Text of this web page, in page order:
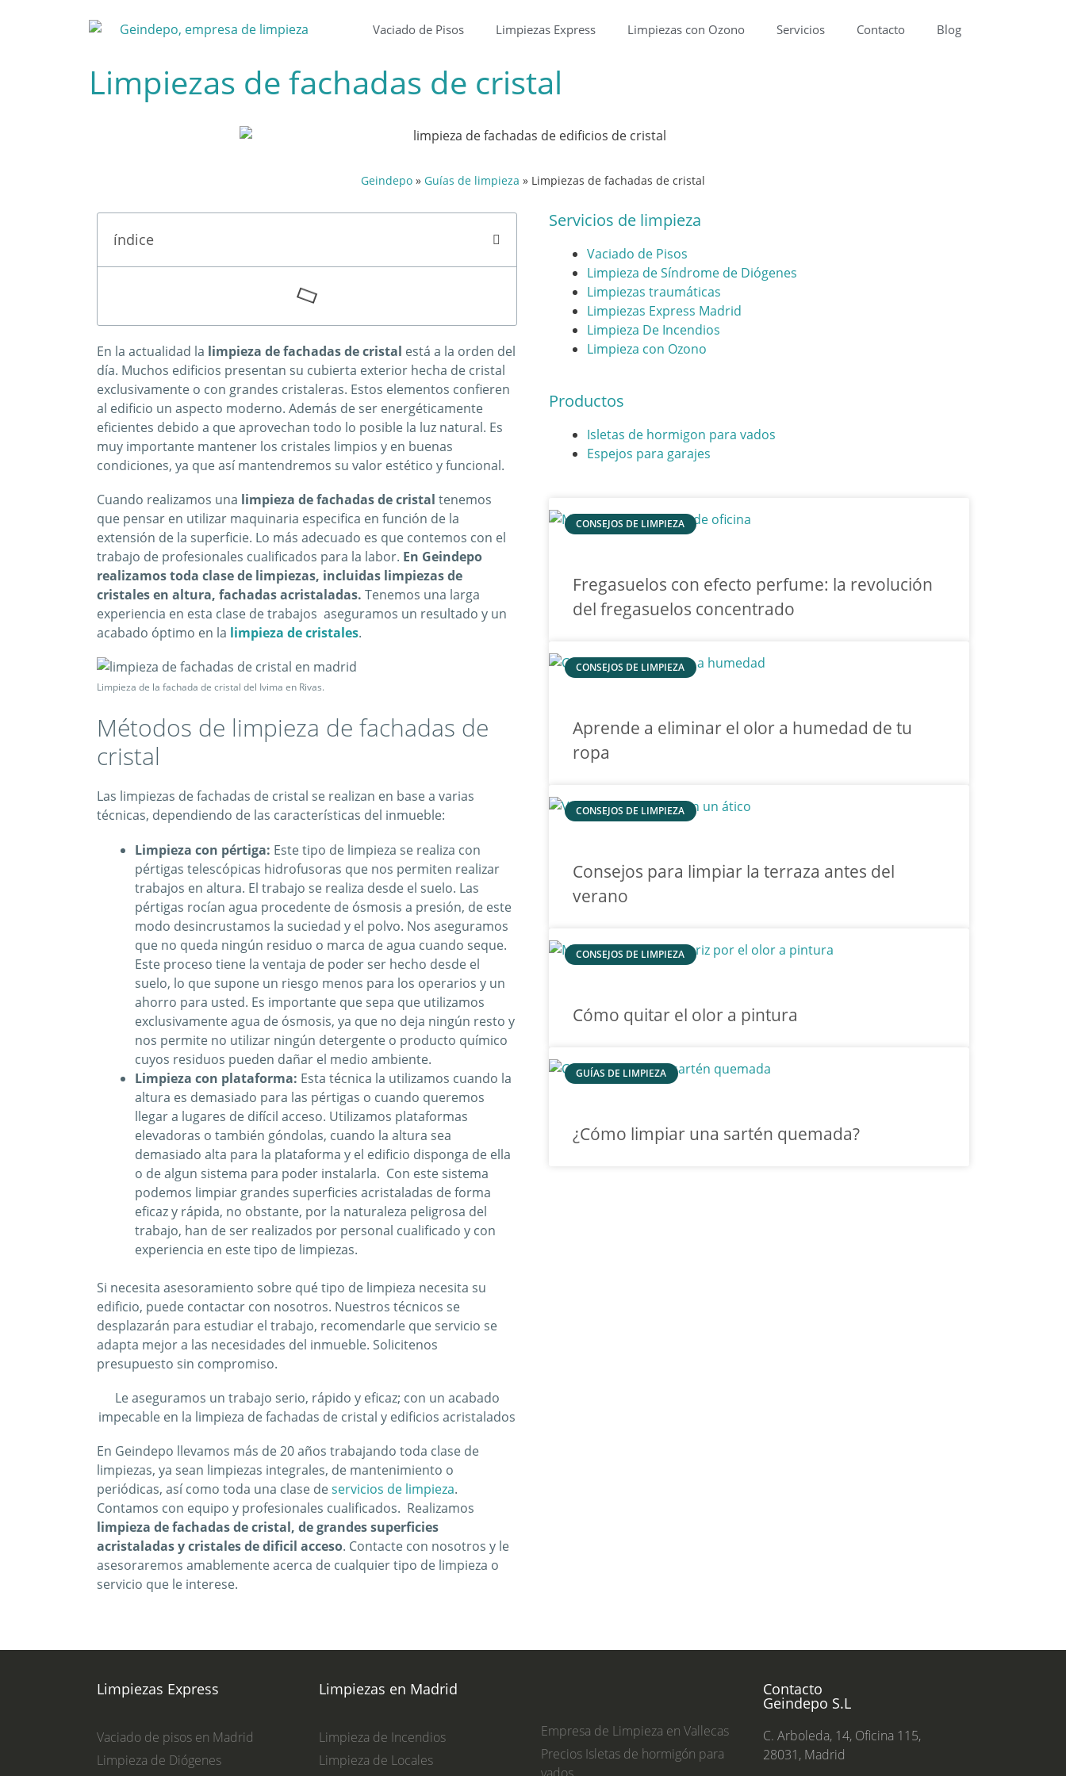
Vaciado de Pisos Limpiezas Express Limpiezas con Ozono Servicios Contacto Blog
Limpiezas de fachadas de cristal
Geindepo » Guías de limpieza » Limpiezas de fachadas de cristal
índice
En la actualidad la limpieza de fachadas de cristal está a la orden del
día. Muchos edificios presentan su cubierta exterior hecha de cristal
exclusivamente o con grandes cristaleras. Estos elementos confieren
al edificio un aspecto moderno. Además de ser energéticamente
eficientes debido a que aprovechan todo lo posible la luz natural. Es
muy importante mantener los cristales limpios y en buenas
condiciones, ya que así mantendremos su valor estético y funcional.
Cuando realizamos una limpieza de fachadas de cristal tenemos
que pensar en utilizar maquinaria especifica en función de la
extensión de la superficie. Lo más adecuado es que contemos con el
trabajo de profesionales cualificados para la labor. En Geindepo
realizamos toda clase de limpiezas, incluidas limpiezas de
cristales en altura, fachadas acristaladas. Tenemos una larga
experiencia en esta clase de trabajos aseguramos un resultado y un
acabado óptimo en la limpieza de cristales.
Limpieza de la fachada de cristal del Ivima en Rivas.
Métodos de limpieza de fachadas de
cristal
Las limpiezas de fachadas de cristal se realizan en base a varias
técnicas, dependiendo de las características del inmueble:
Limpieza con pértiga: Este tipo de limpieza se realiza con
pértigas telescópicas hidrofusoras que nos permiten realizar
trabajos en altura. El trabajo se realiza desde el suelo. Las
pértigas rocían agua procedente de ósmosis a presión, de este
modo desincrustamos la suciedad y el polvo. Nos aseguramos
que no queda ningún residuo o marca de agua cuando seque.
Este proceso tiene la ventaja de poder ser hecho desde el
suelo, lo que supone un riesgo menos para los operarios y un
ahorro para usted. Es importante que sepa que utilizamos
exclusivamente agua de ósmosis, ya que no deja ningún resto y
nos permite no utilizar ningún detergente o producto químico
cuyos residuos pueden dañar el medio ambiente.
Limpieza con plataforma: Esta técnica la utilizamos cuando la
altura es demasiado para las pértigas o cuando queremos
llegar a lugares de difícil acceso. Utilizamos plataformas
elevadoras o también góndolas, cuando la altura sea
demasiado alta para la plataforma y el edificio disponga de ella
o de algun sistema para poder instalarla. Con este sistema
podemos limpiar grandes superficies acristaladas de forma
eficaz y rápida, no obstante, por la naturaleza peligrosa del
trabajo, han de ser realizados por personal cualificado y con
experiencia en este tipo de limpiezas.
Si necesita asesoramiento sobre qué tipo de limpieza necesita su
edificio, puede contactar con nosotros. Nuestros técnicos se
desplazarán para estudiar el trabajo, recomendarle que servicio se
adapta mejor a las necesidades del inmueble. Solicitenos
presupuesto sin compromiso.
Le aseguramos un trabajo serio, rápido y eficaz; con un acabado
impecable en la limpieza de fachadas de cristal y edificios acristalados
En Geindepo llevamos más de 20 años trabajando toda clase de
limpiezas, ya sean limpiezas integrales, de mantenimiento o
periódicas, así como toda una clase deservicios de limpieza.
Contamos con equipo y profesionales cualificados. Realizamos
limpieza de fachadas de cristal, de grandes superficies
acristaladas y cristales de dificil acceso. Contacte con nosotros y le
asesoraremos amablemente acerca de cualquier tipo de limpieza o
servicio que le interese.
Servicios de limpieza
Vaciado de Pisos
Limpieza de Síndrome de Diógenes
Limpiezas traumáticas
Limpiezas Express Madrid
Limpieza De Incendios
Limpieza con Ozono
Productos
Isletas de hormigon para vados
Espejos para garajes
CONSEJOS DE LIMPIEZA
Fregasuelos con efecto perfume: la revolución
del fregasuelos concentrado
CONSEJOS DE LIMPIEZA
Aprende a eliminar el olor a humedad de tu
ropa
CONSEJOS DE LIMPIEZA
Consejos para limpiar la terraza antes del
verano
CONSEJOS DE LIMPIEZA
Cómo quitar el olor a pintura
GUÍAS DE LIMPIEZA
¿Cómo limpiar una sartén quemada?
Limpiezas Express
Vaciado de pisos en Madrid
Limpieza de Diógenes
Limpiezas en Madrid
Limpieza de Incendios
Limpieza de Locales
Empresa de Limpieza en Vallecas
Precios Isletas de hormigón para
Contacto
Geindepo S.L
C. Arboleda, 14, Oficina 115,
28031, Madrid